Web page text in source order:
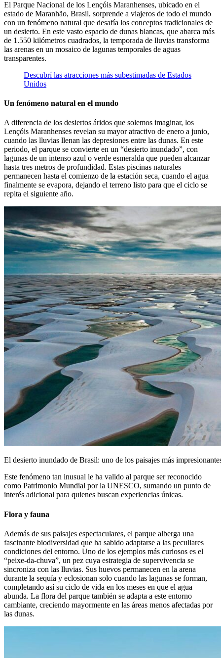
El Parque Nacional de los Lençóis Maranhenses, ubicado en el
estado de Maranhão, Brasil, sorprende a viajeros de todo el mundo
con un fenómeno natural que desafía los conceptos tradicionales de
un desierto. En este vasto espacio de dunas blancas, que abarca más
de 1.550 kilómetros cuadrados, la temporada de lluvias transforma
las arenas en un mosaico de lagunas temporales de aguas
transparentes.
Descubrí las atracciones más subestimadas de Estados
Unidos
Un fenómeno natural en el mundo
A diferencia de los desiertos áridos que solemos imaginar, los
Lençóis Maranhenses revelan su mayor atractivo de enero a junio,
cuando las lluvias llenan las depresiones entre las dunas. En este
periodo, el parque se convierte en un “desierto inundado”, con
lagunas de un intenso azul o verde esmeralda que pueden alcanzar
hasta tres metros de profundidad. Estas piscinas naturales
permanecen hasta el comienzo de la estación seca, cuando el agua
finalmente se evapora, dejando el terreno listo para que el ciclo se
repita el siguiente año.
El desierto inundado de Brasil: uno de los paisajes más
Este fenómeno tan inusual le ha valido al parque ser reconocido
como Patrimonio Mundial por la UNESCO, sumando un punto de
interés adicional para quienes buscan experiencias únicas.
Flora y fauna
Además de sus paisajes espectaculares, el parque alberga una
fascinante biodiversidad que ha sabido adaptarse a las peculiares
condiciones del entorno. Uno de los ejemplos más curiosos es el
“peixe-da-chuva”, un pez cuya estrategia de supervivencia se
sincroniza con las lluvias. Sus huevos permanecen en la arena
durante la sequía y eclosionan solo cuando las lagunas se forman,
completando así su ciclo de vida en los meses en que el agua
abunda. La flora del parque también se adapta a este entorno
cambiante, creciendo mayormente en las áreas menos afectadas por
las dunas.